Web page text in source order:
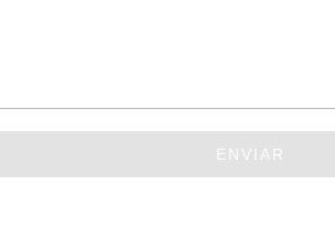
ENVIAR